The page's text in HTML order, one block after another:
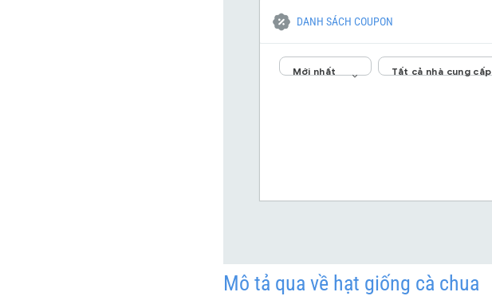
DANH SÁCH COUPON
Mới nhất Tất cả nhà cung cấp
Mô tả qua về hạt giống cà chua